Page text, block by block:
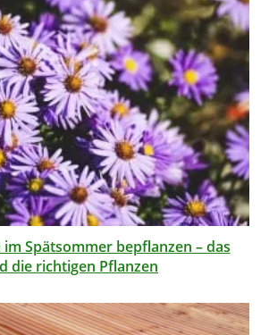
Spätsommer bepflanzen – das
die richtigen Pflanzen